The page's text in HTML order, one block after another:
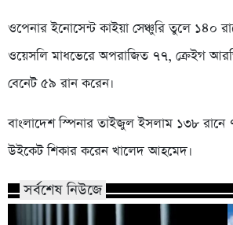
ওপেনার ইনোসেন্ট কাইয়া সেঞ্চুরি তুলে ১৪০
ওয়েসলি মাধভেরে অপরাজিত ৭৭, ক্রেইগ
বেনেট ৫৯ রান করেন।
বাংলাদেশ স্পিনার তাইজুল ইসলাম ১৩৮
উইকেট শিকার করেন খালেদ আহমেদ।
সর্বশেষ নিউজে